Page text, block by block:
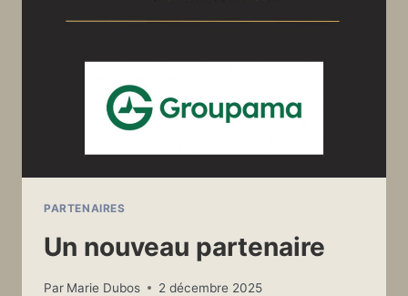
PARTENAIRES
Un nouveau partenaire
Par Marie Dubos 2 décembre 2025